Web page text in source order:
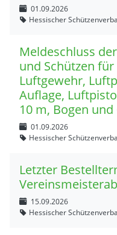
01.09.2026
Hessischer
Meldeschluss
und Schützen
Luftgewehr,
Auflage,
10 m, Bogen
01.09.2026
Hessischer
Letzter
15.09.2026
Hessischer